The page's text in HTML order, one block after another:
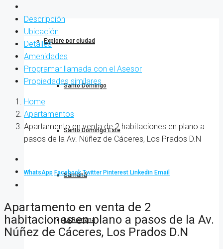
Explore por ciudad
Santo Domingo
Santo Domingo Este
Samaná
La Romana
Descripción
Ubicación
Detalles
Amenidades
Programar llamada con el Asesor
Propiedades similares
Home
Apartamentos
Apartamento en venta de 2 habitaciones en plano a
pasos de la Av. Núñez de Cáceres, Los Prados D.N
WhatsApp FacebookTwitter Pinterest Linkedin Email
Apartamento en venta de 2
habitaciones en plano a pasos de la Av.
Núñez de Cáceres, Los Prados D.N